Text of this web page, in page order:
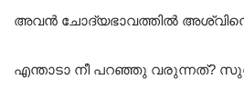
അവൻ ചോദ്യഭാവത്തിൽ അശ്വിനെ
എന്താടാ നീ പറഞ്ഞു വരുന്നത്?